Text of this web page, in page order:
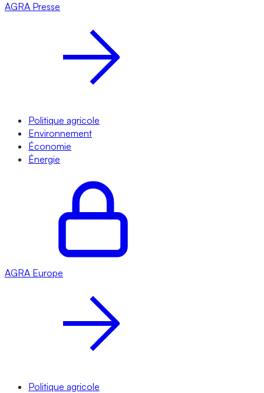
AGRA Presse
Politique agricole
Environnement
Économie
Énergie
AGRA Europe
Politique agricole